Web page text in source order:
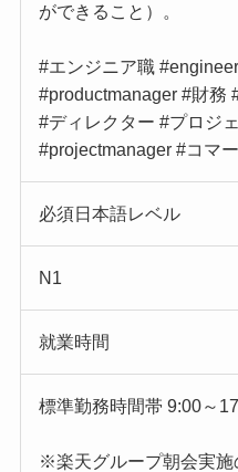
ができること）。
#エンジニア職
#productmanager #財務
#ディレクター #プロジ
#projectmanager #コマ
必須日本語レベル
N1
就業時間
標準勤務時間帯 9:00～
※楽天グループ朝会実施